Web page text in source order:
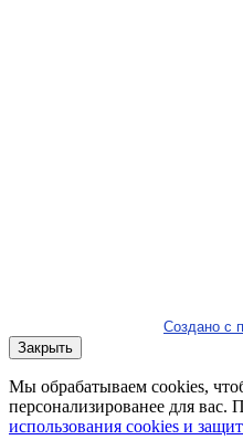
Создано с
Закрыть
Мы обрабатываем cookies,
персонализированее для вас.
использования cookies и